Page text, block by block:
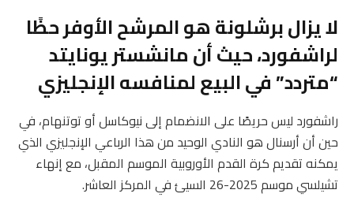
لا يزال برشلونة هو المرشح الأوفر حظًا
لراشفورد، حيث أن مانشستر يونايتد
“متردد” في البيع لمنافسه الإنجليزي
راشفورد ليس حريصًا على الانضمام إلى نيوكاسل أو توتنهام، في
حين أن أرسنال هو النادي الوحيد من هذا الرباعي الإنجليزي الذي
يمكنه تقديم كرة القدم الأوروبية الموسم المقبل، مع إنهاء
تشيلسي موسم 2025-26 السيئ في المركز العاشر.